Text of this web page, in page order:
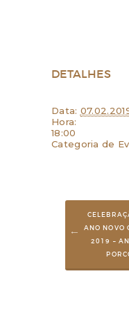
DETALHES
Data:
Hora:
18:00
Categoria de
ANO NOVO
2019 –